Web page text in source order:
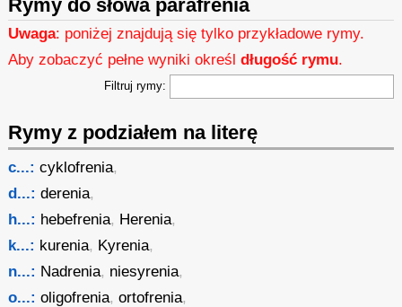
Rymy do słowa parafrenia
Uwaga: poniżej znajdują się tylko przykładowe rymy.
Aby zobaczyć pełne wyniki określdługość rymu.
Filtruj rymy:
Rymy z podziałem na literę
c...: cyklofrenia,
d...: derenia,
h...: hebefrenia, Herenia,
k...: kurenia, Kyrenia,
n...: Nadrenia, niesyrenia,
o...: oligofrenia,ortofrenia,